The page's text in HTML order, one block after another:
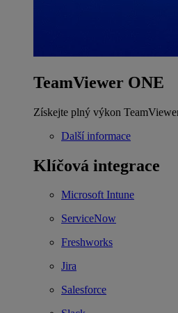
TeamViewer ONE
Získejte plný výkon
Další informace
Klíčová integrace
Microsoft Intune
ServiceNow
Freshworks
Jira
Salesforce